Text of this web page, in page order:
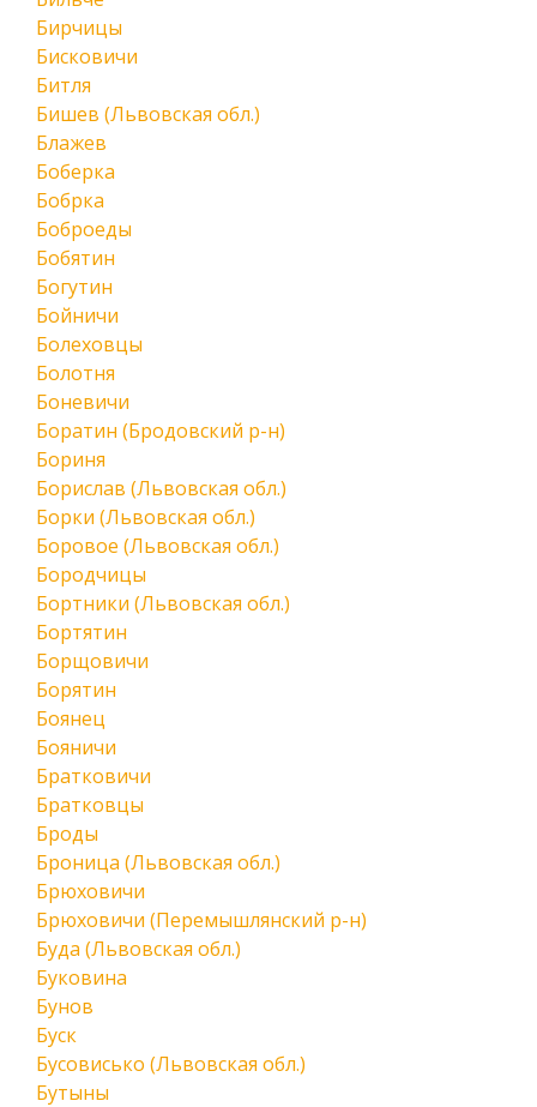
Бирчицы
Бисковичи
Битля
Бишев (Львовская обл.)
Блажев
Боберка
Бобрка
Боброеды
Бобятин
Богутин
Бойничи
Болеховцы
Болотня
Боневичи
Боратин (Бродовский р-н)
Бориня
Борислав (Львовская обл.)
Борки (Львовская обл.)
Боровое (Львовская обл.)
Бородчицы
Бортники (Львовская обл.)
Бортятин
Борщовичи
Борятин
Боянец
Бояничи
Братковичи
Братковцы
Броды
Броница (Львовская обл.)
Брюховичи
Брюховичи (Перемышлянский р-н)
Буда (Львовская обл.)
Буковина
Бунов
Буск
Бусовисько (Львовская обл.)
Бутыны